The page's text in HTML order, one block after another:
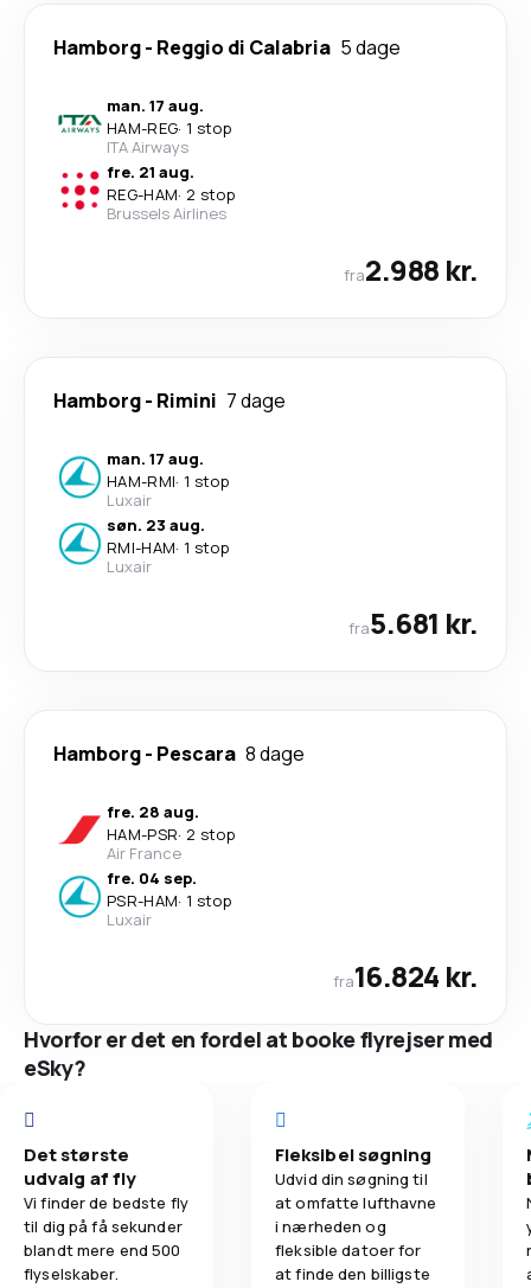
Hamborg- Reggio di Calabria 5 dage
man. 17 aug.
HAM-REG· 1 stop
ITA Airways
fre. 21 aug.
REG-HAM· 2 stop
Brussels Airlines
fra2.988 kr.
Hamborg- Rimini 7 dage
man. 17 aug.
HAM-RMI· 1 stop
Luxair
søn. 23 aug.
RMI-HAM· 1 stop
Luxair
fra5.681 kr.
Hamborg- Pescara 8 dage
fre. 28 aug.
HAM-PSR· 2 stop
Air France
fre. 04 sep.
PSR-HAM· 1 stop
Luxair
fra16.824 kr.
Hvorfor er det en fordel at booke flyrejser med
eSky?
Det største
udvalg af fly
Vi finder de bedste fly
til dig på få sekunder
blandt mere end 500
flyselskaber.
Fleksibel søgning
Udvid din søgning til
at omfatte lufthavne
i nærheden og
fleksible datoer for
at finde den billigste